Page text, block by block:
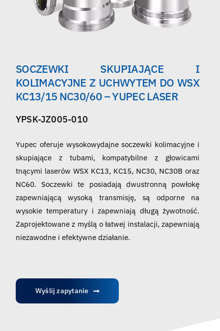
O nas
Polski
SOCZEWKI SKUPIAJĄCE I
KOLIMACYJNE Z UCHWYTEM DO WSX
KC13/15 NC30/60 – YUPEC LASER
YPSK-JZ005-010
Yupec oferuje wysokowydajne soczewki kolimacyjne i
skupiające z tubami, kompatybilne z głowicami
tnącymi laserów WSX KC13, KC15, NC30, NC30B oraz
NC60. Soczewki te posiadają dwustronną powłokę
zapewniającą wysoką transmisję, są odporne na
wysokie temperatury i zapewniają długą żywotność.
Zaprojektowane z myślą o łatwej instalacji, zapewniają
niezawodne i efektywne działanie.
Wyślij zapytanie